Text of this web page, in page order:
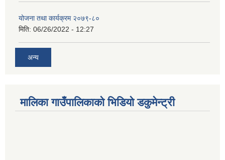
योजना तथा कार्यक्रम २०७९-८०
मिति: 06/26/2022 - 12:27
अन्य
मालिका गाउँपालिकाको भिडियो डकुमेन्ट्री